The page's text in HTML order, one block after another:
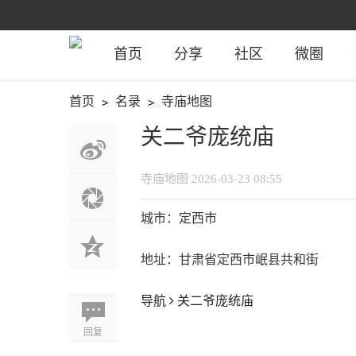
首页 分享 社区 微圈
首页 名录 寺庙地图
›
回复
关二爷庞统庙
寺庙地图 2026-03-23 08:55
城市：定西市
地址：甘肃省定西市岷县共和街
导航 关二爷庞统庙